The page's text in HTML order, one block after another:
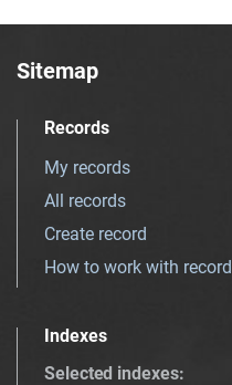
Sitemap
Records
My records
All records
Create record
How to work with record
Indexes
Selected indexes: